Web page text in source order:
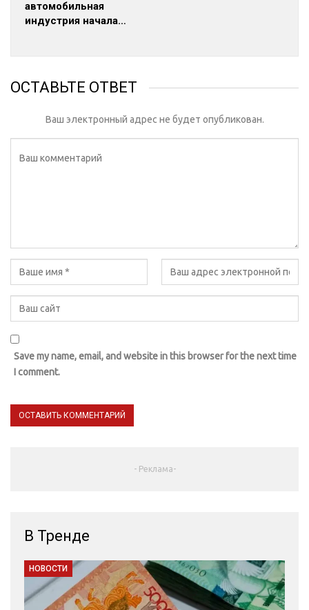
автомобильная
индустрия начала…
ОСТАВЬТЕ ОТВЕТ
Ваш электронный адрес не будет опубликован.
Save my name, email, and website in this browser for the next time
I comment.
- Реклама-
В Тренде
НОВОСТИ